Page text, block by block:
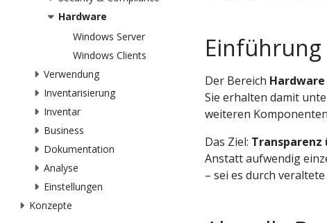
Hardware
Windows Server
Windows Clients
Verwendung
Inventarisierung
Inventar
Business
Dokumentation
Analyse
Einstellungen
Konzepte
Einführung
Der Bereich Hardware
Sie erhalten damit
weiteren
Das Ziel:
Anstatt aufwendig
– sei es durch